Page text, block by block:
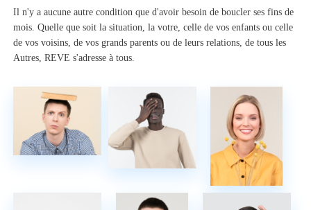
Il n'y a aucune autre condition que d'avoir besoin de boucler ses fins de
mois. Quelle que soit la situation, la votre, celle de vos enfants ou celle
de vos voisins, de vos grands parents ou de leurs relations, de tous les
Autres, REVE s'adresse à tous.